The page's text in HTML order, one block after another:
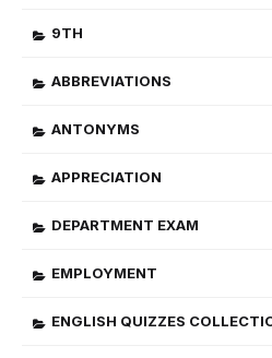
9TH
ABBREVIATIONS
ANTONYMS
APPRECIATION
DEPARTMENT EXAM
EMPLOYMENT
ENGLISH QUIZZES